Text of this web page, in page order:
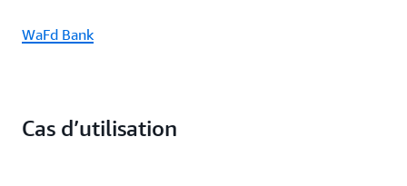
WaFd Bank
Cas d’utilisation